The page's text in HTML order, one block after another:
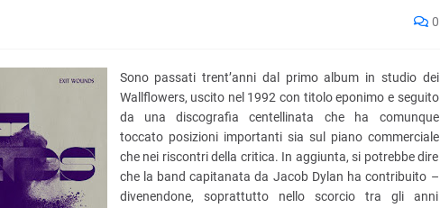
0
Sono passati trent’anni dal primo album in studio dei
Wallflowers, uscito nel 1992 con titolo eponimo e seguito
da una discografia centellinata che ha comunque
toccato posizioni importanti sia sul piano commerciale
che nei riscontri della critica. In aggiunta, si potrebbe dire
che la band capitanata da Jacob Dylan ha contribuito –
divenendone, soprattutto nello scorcio tra gli anni